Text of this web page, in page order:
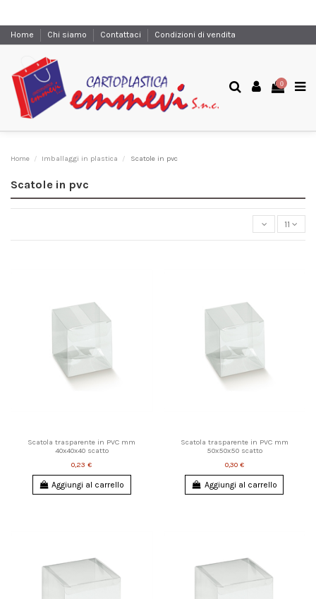
Home Chi siamo Contattaci Condizioni di vendita
0
Home Imballaggi in plastica Scatole in pvc
Scatole in pvc
11
Scatola trasparente in PVC mm
40x40x40 scatto
0,23 €
Aggiungi al carrello
Scatola trasparente in PVC mm
50x50x50 scatto
0,30 €
Aggiungi al carrello